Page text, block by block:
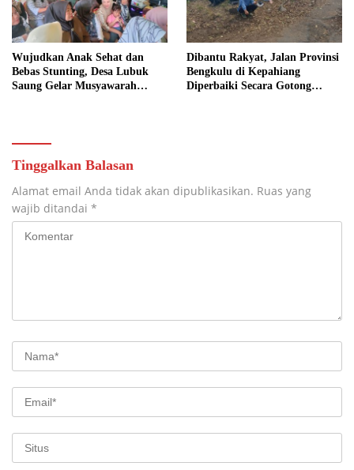
Wujudkan Anak Sehat dan
Bebas Stunting, Desa Lubuk
Saung Gelar Musyawarah
Dibantu Rakyat, Jalan Provinsi
Bengkulu di Kepahiang
Diperbaiki Secara Gotong
Tinggalkan Balasan
Alamat email Anda tidak akan dipublikasikan. Ruas yang
wajib ditandai *